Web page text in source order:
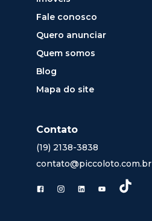
Fale conosco
Quero anunciar
Quem somos
Blog
Mapa do site
Contato
(19) 2138-3838
contato@piccoloto.com.br